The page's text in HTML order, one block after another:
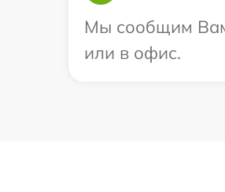
Мы сообщим Вам
или в офис.